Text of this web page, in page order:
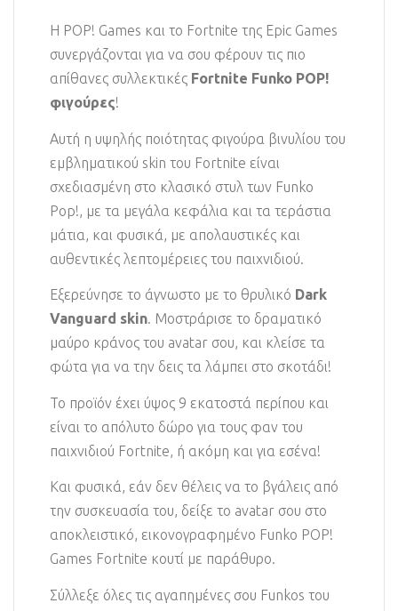
Η POP! Games και το Fortnite της Epic Games
συνεργάζονται για να σου φέρουν τις πιο
απίθανες συλλεκτικές Fortnite Funko POP!
φιγούρες!
Αυτή η υψηλής ποιότητας φιγούρα βινυλίου του
εμβληματικού skin του Fortnite είναι
σχεδιασμένη στο κλασικό στυλ των Funko
Pop!, με τα μεγάλα κεφάλια και τα τεράστια
μάτια, και φυσικά, με απολαυστικές και
αυθεντικές λεπτομέρειες του παιχνιδιού.
Εξερεύνησε το άγνωστο με το θρυλικό Dark
Vanguard skin. Μοστράρισε το δραματικό
μαύρο κράνος του avatar σου, και κλείσε τα
φώτα για να την δεις τα λάμπει στο σκοτάδι!
Το προϊόν έχει ύψος 9 εκατοστά περίπου και
είναι το απόλυτο δώρο για τους φαν του
παιχνιδιού Fortnite, ή ακόμη και για εσένα!
Και φυσικά, εάν δεν θέλεις να το βγάλεις από
την συσκευασία του, δείξε το avatar σου στο
αποκλειστικό, εικονογραφημένο Funko POP!
Games Fortnite κουτί με παράθυρο.
Σύλλεξε όλες τις αγαπημένες σου Funkos του